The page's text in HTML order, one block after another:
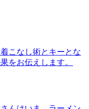
こなし術とキーとな
をお伝えします。